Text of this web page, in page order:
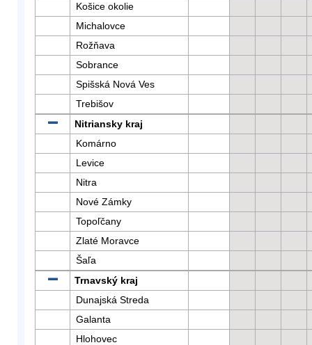
Košice okolie
Michalovce
Rožňava
Sobrance
Spišská Nová Ves
Trebišov
Nitriansky kraj
Komárno
Levice
Nitra
Nové Zámky
Topoľčany
Zlaté Moravce
Šaľa
Trnavský kraj
Dunajská Streda
Galanta
Hlohovec